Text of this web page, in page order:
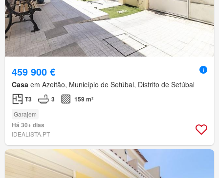
459 900 €
Casa em Azeitão, Município de Setúbal, Distrito de Setúbal
T3 3 159 m²
Garajem
Há 30+ dias
IDEALISTA.PT